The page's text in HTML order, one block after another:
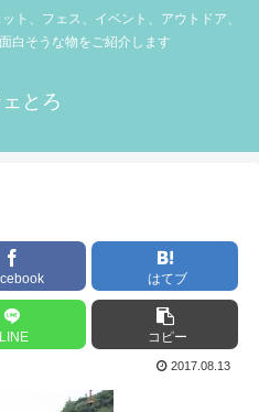
ト、フェス、イベント、アウトドア、
白そうな物をご紹介します
とろ
はてブ
LINE コピー
2017.08.13